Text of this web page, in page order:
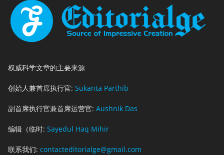
权威科学文章的主要来源
创始人兼首席执行官: Sukanta Parthib
副首席执行官兼首席运营官: Aushnik Das
编辑（临时: Sayedul Haq Mihir
联系我们: contacteditorialge@gmail.com